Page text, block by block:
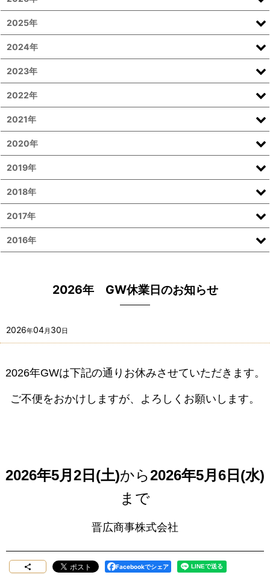
2026年 GW休業日のお知らせ
2026年04月 30日
2026年GWは下記の通りお休みさせていただきます。
ご不便をおかけしますが、よろしくお願いします。
2026年5月2日(土)から2026年5月6日(水)
まで
晋広商事株式会社
Facebookでシェア
2025年
2024年
2023年
2022年
2021年
2020年
2019年
2018年
2017年
2016年